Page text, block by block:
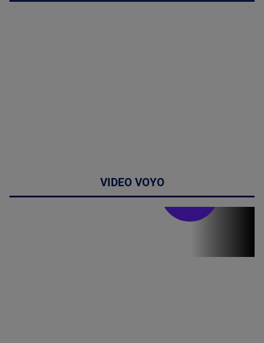
VIDEO VOYO
Doctor de